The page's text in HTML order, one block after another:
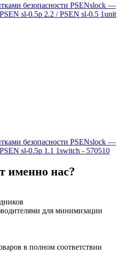
безопасности PSENslock —
sl-0.5p 2.2 / PSEN sl-0.5 1unit
безопасности PSENslock —
sl-0.5p 1.1 1switch - 570510
именно нас?
для минимизации
в полном соответствии